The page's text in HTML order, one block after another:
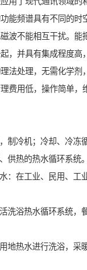
能频谱具有不同的时
波不能相互干扰。能
，并具有集成程度高
法处理，无需化学剂
费用低，操作简单，
制冷机；冷却、冷冻
供热的热水循环系统。
：在工业、民用、工
洗浴热水循环系统，
地热水进行洗浴，采